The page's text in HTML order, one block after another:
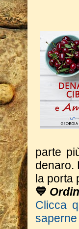
parte
denaro.
la porta
💙
Clicca